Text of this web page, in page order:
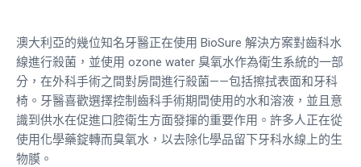
澳大利亞的幾位知名牙醫正在使用 BioSure 解決方案對齒科水
線進行殺菌，並使用 ozone water 臭氧水作為衛生系統的一部
分，在外科手術之間對房間進行殺菌——包括擦拭表面和牙科
椅。牙醫喜歡選擇控制齒科手術期間使用的水和溶液，並且意
識到供水在促進口腔衛生方面發揮的重要作用。許多人正在從
使用化學藥錠轉而臭氧水，以去除化學品留下牙科水線上的生
物膜。